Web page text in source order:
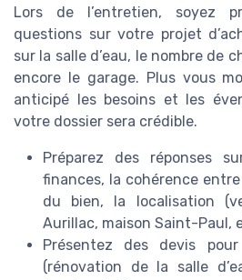
Lors de l’entretien, soyez
questions sur votre projet
sur la salle d’eau, le nombre de
encore le garage. Plus vous
anticipé les besoins et les
votre dossier sera crédible.
Préparez des réponses
finances, la cohérence
du bien, la localisation
Aurillac, maison Saint-Paul,
Présentez des devis
(rénovation de la salle